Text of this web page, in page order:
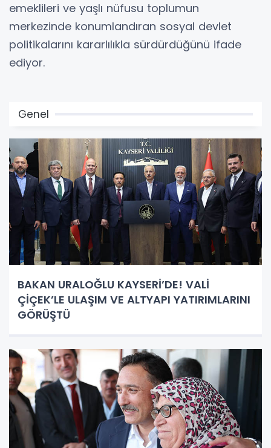
emeklileri ve yaşlı nüfusu toplumun
merkezinde konumlandıran sosyal devlet
politikalarını kararlılıkla sürdürdüğünü ifade
ediyor.
Genel
BAKAN URALOĞLU KAYSERİ’DE! VALİ
ÇİÇEK’LE ULAŞIM VE ALTYAPI YATIRIMLARINI
GÖRÜŞTÜ